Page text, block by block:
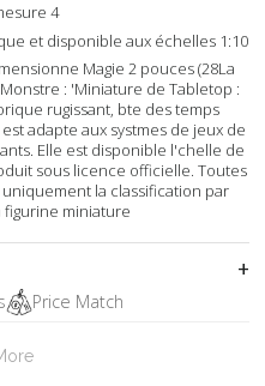
4
et disponible aux échelles 1:10
Magie 2 pouces (28La
: 'Miniature de Tabletop :
rugissant, bte des temps
adapte aux systmes de jeux de
Elle est disponible l'chelle de
sous licence officielle. Toutes
la classification par
figurine miniature
Price Match